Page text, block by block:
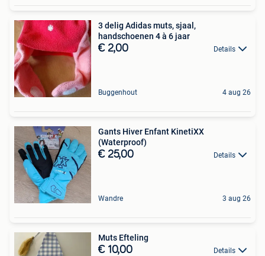
3 delig Adidas muts, sjaal,
handschoenen 4 à 6 jaar
€ 2,00 Details
Buggenhout 4 aug 26
Gants Hiver Enfant KinetiXX
(Waterproof)
€ 25,00 Details
Wandre 3 aug 26
Muts Efteling
€ 10,00 Details